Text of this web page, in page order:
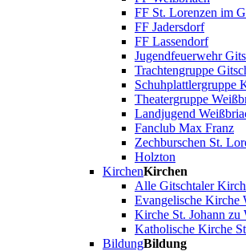
FF St. Lorenzen im
FF Jadersdorf
FF Lassendorf
Jugendfeuerwehr
Trachtengruppe
Schuhplattlergruppe
Theatergruppe
Landjugend
Fanclub Max Franz
Zechburschen St.
Holzton
KirchenKirchen
Alle Gitschtaler
Evangelische Kirche
Kirche St. Johann zu
Katholische Kirche
BildungBildung